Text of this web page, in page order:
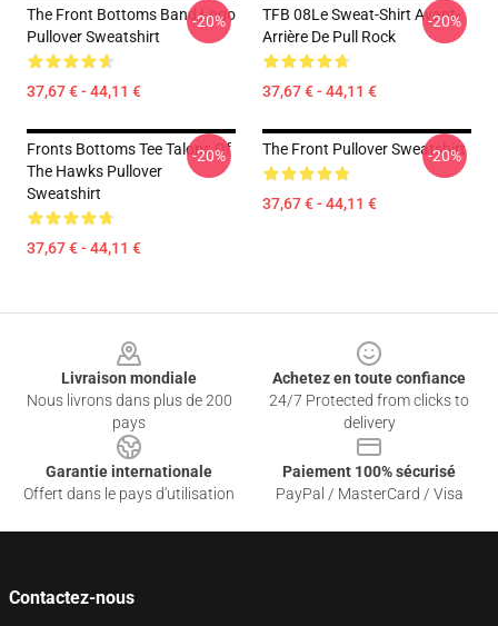
The Front Bottoms Band Logo
Pullover Sweatshirt
37,67 € - 44,11 €
-20%
TFB 08Le Sweat-Shirt Avant-
Arrière De Pull Rock
37,67 € - 44,11 €
-20%
Fronts Bottoms Tee Talons Of
The Hawks Pullover
Sweatshirt
37,67 € - 44,11 €
-20% The Front Pullover Sweatshirt
37,67 € - 44,11 €
-20%
Livraison mondiale
Nous livrons dans plus de 200
pays
Achetez en toute confiance
24/7 Protected from clicks to
delivery
Garantie internationale
Offert dans le pays d'utilisation
Paiement 100% sécurisé
PayPal / MasterCard / Visa
Contactez-nous